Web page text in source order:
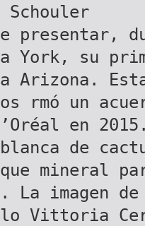
Schouler
presentar,
York, su
Arizona.
rmó un
en
de
mineral
La imagen
Vittoria